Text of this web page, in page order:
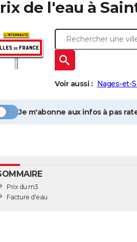
de l'eau à
Voir aussi : Nages-et-
Je m'abonne aux infos à pas
Prix du m3
Facture d'eau